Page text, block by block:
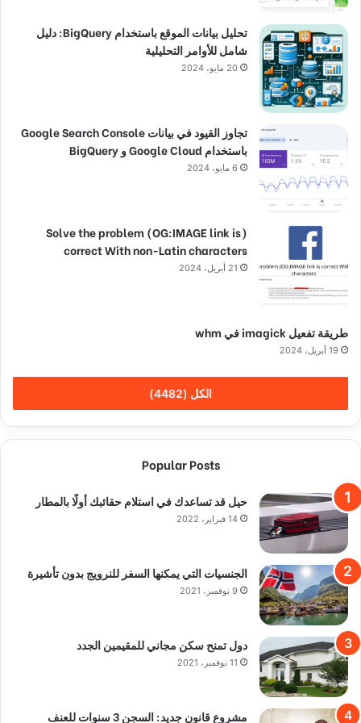
تحليل بيانات الموقع باستخدام BigQuery: دليل
شامل للأوامر التحليلية
20 مايو، 2024
تجاوز القيود في بيانات Google Search Console
باستخدام Google Cloud و BigQuery
6 مايو، 2024
(Solve the problem (OG:IMAGE link is
correct With non-Latin characters
21 أبريل، 2024
طريقة تفعيل imagick في whm
19 أبريل، 2024
الكل (4482)
Popular Posts
حيل قد تساعدك في استلام حقائبك أولًا بالمطار
14 فبراير، 2022
الجنسيات التي يمكنها السفر للنرويج بدون تأشيرة
9 نوفمبر، 2021
دول تمنح سكن مجاني للمقيمين الجدد
11 نوفمبر، 2021
مشروع قانون جديد: السجن 3 سنوات للعنف